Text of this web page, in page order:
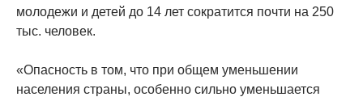
молодежи и детей до 14 лет сократится почти на 250
тыс. человек.
«Опасность в том, что при общем уменьшении
населения страны, особенно сильно уменьшается